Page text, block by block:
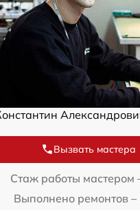
Вызвать мастера
Стаж работы мастером
Выполнено ремонтов –